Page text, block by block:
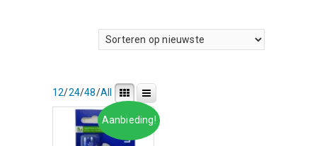
12/24/48/All
Aanbieding!